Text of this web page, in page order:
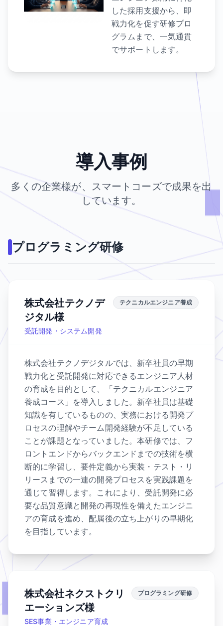
した採用支援から、即
戦力化を促す研修プロ
グラムまで、一気通貫
でサポートします。
導入事例
多くの企業様が、スマートコーズで成果を出
しています。
プログラミング研修
株式会社テクノデ
ジタル様
受託開発・システム開発
テクニカルエンジニア養成
株式会社テクノデジタルでは、新卒社員の早期
戦力化と受託開発に対応できるエンジニア人材
の育成を目的として、「テクニカルエンジニア
養成コース」を導入しました。新卒社員は基礎
知識を有しているものの、実務における開発プ
ロセスの理解やチーム開発経験が不足している
ことが課題となっていました。本研修では、フ
ロントエンドからバックエンドまでの技術を横
断的に学習し、要件定義から実装・テスト・リ
リースまでの一連の開発プロセスを実践課題を
通じて習得します。これにより、受託開発に必
要な品質意識と開発の再現性を備えたエンジニ
アの育成を進め、配属後の立ち上がりの早期化
を目指しています。
株式会社ネクストクリ
エーションズ様
SES事業・エンジニア育成
プログラミング研修